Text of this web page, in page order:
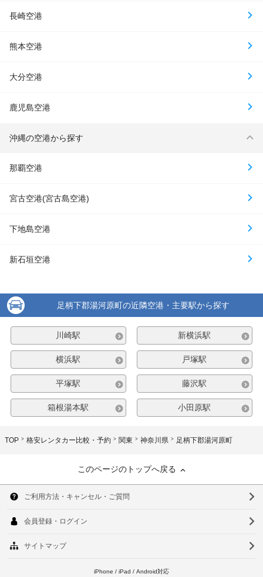
長崎空港
熊本空港
大分空港
鹿児島空港
沖縄の空港から探す
那覇空港
宮古空港(宮古島空港)
下地島空港
新石垣空港
足柄下郡湯河原町の近隣空港・主要駅から探す
川崎駅 新横浜駅
横浜駅 戸塚駅
平塚駅 藤沢駅
箱根湯本駅 小田原駅
TOP 格安レンタカー比較・予約 関東 神奈川県 足柄下郡湯河原町
このページのトップへ戻る